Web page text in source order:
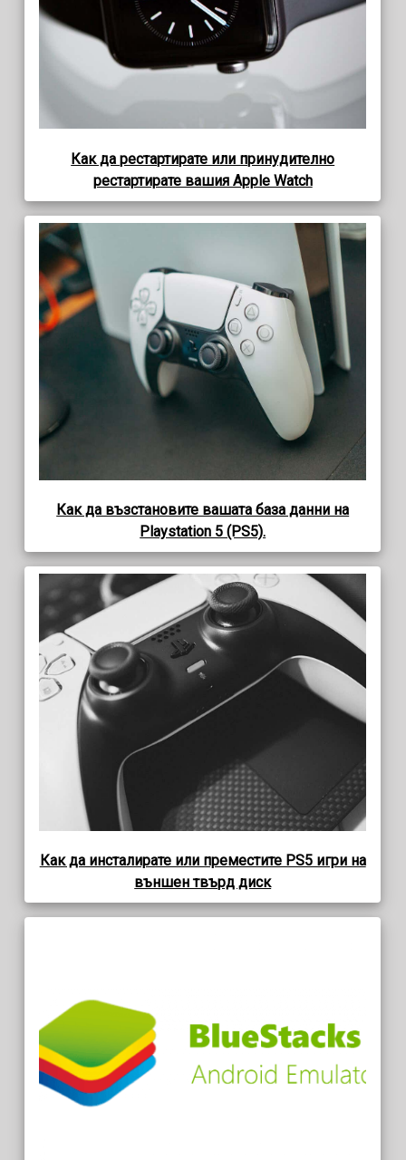
Как да рестартирате или принудително
рестартирате вашия Apple Watch
Как да възстановите вашата база данни на
Playstation 5 (PS5).
Как да инсталирате или преместите PS5 игри на
външен твърд диск